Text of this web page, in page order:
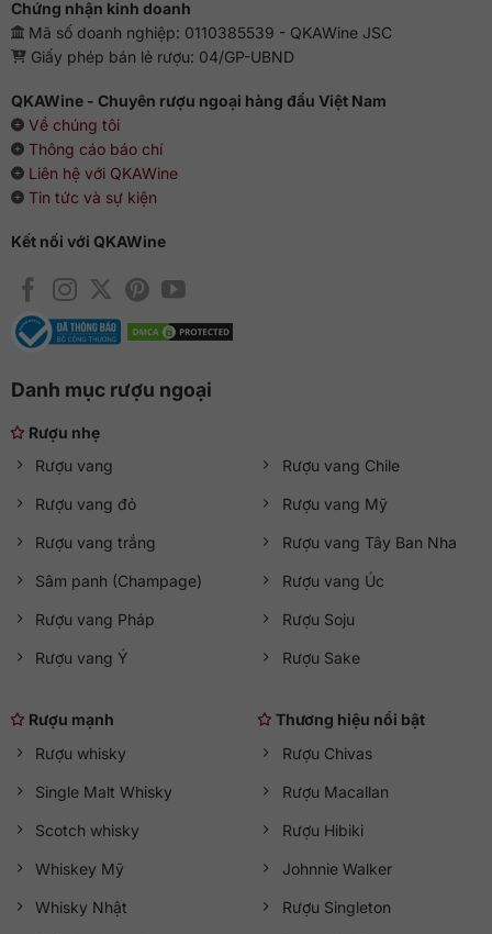
Chứng nhận kinh doanh
Mã số doanh nghiệp: 0110385539 - QKAWine JSC
Giấy phép bán lẻ rượu: 04/GP-UBND
QKAWine - Chuyên rượu ngoại hàng đầu Việt Nam
Về chúng tôi
Thông cáo báo chí
Liên hệ với QKAWine
Tin tức và sự kiện
Kết nối với QKAWine
Danh mục rượu ngoại
Rượu nhẹ
Rượu vang
Rượu vang đỏ
Rượu vang trắng
Sâm panh (Champage)
Rượu vang Pháp
Rượu vang Ý
Rượu vang Chile
Rượu vang Mỹ
Rượu vang Tây Ban Nha
Rượu vang Úc
Rượu Soju
Rượu Sake
Rượu mạnh
Rượu whisky
Single Malt Whisky
Scotch whisky
Whiskey Mỹ
Whisky Nhật
Thương hiệu nổi bật
Rượu Chivas
Rượu Macallan
Rượu Hibiki
Johnnie Walker
Rượu Singleton